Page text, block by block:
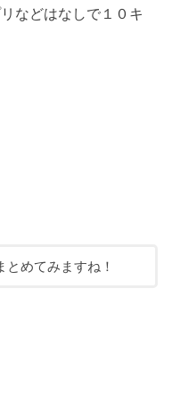
などはなしで１０キ
めてみますね！